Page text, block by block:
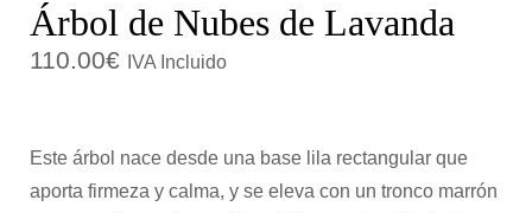
Árbol de Nubes de Lavanda
110.00€ IVA Incluido
Este árbol nace desde una base lila rectangular que
aporta firmeza y calma, y se eleva con un tronco marrón